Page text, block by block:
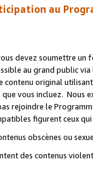
au
devez soumettre
au grand public
contenu original
vous incluez. Nous
rejoindre le
figurent ceux
obscènes ou
des contenus